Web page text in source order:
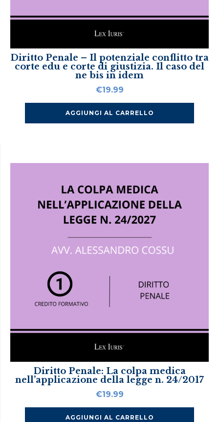
Diritto Penale – Il potenziale conflitto tra
corte edu e corte di giustizia. Il caso del
ne bis in idem
€19.99
AGGIUNGI AL CARRELLO
Diritto Penale: La colpa medica
nell’applicazione della legge n. 24/2017
€19.99
AGGIUNGI AL CARRELLO